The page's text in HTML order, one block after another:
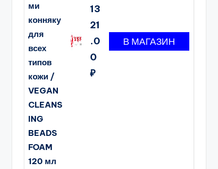
ми
конняку
для
всех
типов
кожи /
VEGAN
CLEANS
ING
BEADS
FOAM
120 мл
13
21
.0
0
₽